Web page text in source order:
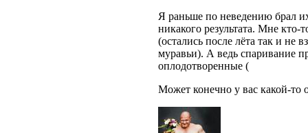
Я раньше по неведению брал
никакого результата. Мне
(остались после лёта так и не
муравьи). А ведь спаривание
оплодотворенные (
Может конечно у вас какой-то